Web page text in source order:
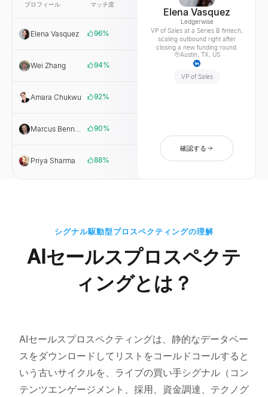
プロフィール マッチ度 会社
Elena Vasquez 96% Ledgerwise
Wei Zhang 94%
Amara Chukwu 92%
Marcus Bennett 90%
Priya Sharma 88%
Elena Vasquez
Ledgerwise
VP of Sales at a Series B fintech,
scaling outbound right after
closing a new funding round.
Austin, TX, US
VP of Sales
確認する
シグナル駆動型プロスペクティングの理解
AIセールスプロスペクテ
ィングとは？
AIセールスプロスペクティングは、静的なデータベー
スをダウンロードしてリストをコールドコールすると
いう古いサイクルを、ライブの買い手シグナル（コン
テンツエンゲージメント、採用、資金調達、テクノグ